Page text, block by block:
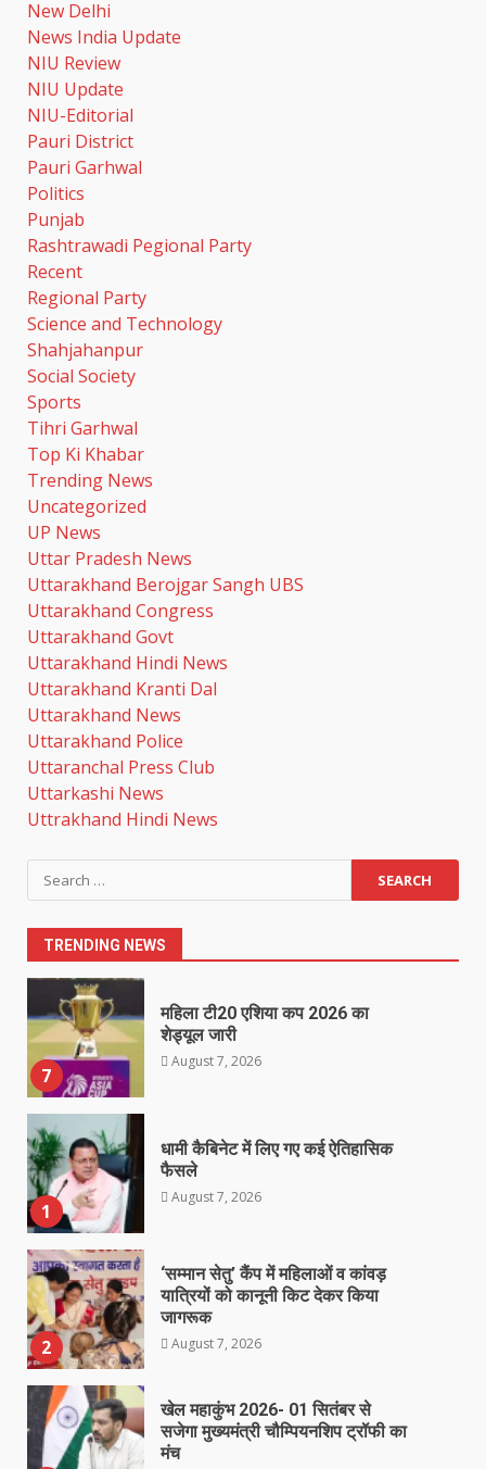
New Delhi
News India Update
NIU Review
NIU Update
NIU-Editorial
Pauri District
Pauri Garhwal
Politics
Punjab
Rashtrawadi Pegional Party
Recent
Regional Party
Science and Technology
Shahjahanpur
Social Society
Sports
Tihri Garhwal
Top Ki Khabar
Trending News
Uncategorized
UP News
Uttar Pradesh News
Uttarakhand Berojgar Sangh UBS
Uttarakhand Congress
Uttarakhand Govt
Uttarakhand Hindi News
Uttarakhand Kranti Dal
Uttarakhand News
Uttarakhand Police
Uttaranchal Press Club
Uttarkashi News
Uttrakhand Hindi News
Search
for:
TRENDING NEWS
7
August 7, 2026
2
‘सम्मान सेतु’ कैंप में महिलाओं व कांवड़
3
4
उत्तराखंड में ITI होंगे अपग्रेड, उद्योगों की
जरूरत के मुताबिक मिलेगा कौशल
प्रशिक्षण
August 7, 2026
5
‘स्पाइडर-मैन: ब्रांड न्यू डे’ का भारतीय
बॉक्स ऑफिस पर धमाका, एक हफ्ते में पार
किया 300 करोड़ का आंकड़ा
6
तांबा-एल्युमीनियम की कीमतों में आई
उछाल, घरेलू उपकरणों और EV की कीमतें
7
महिला टी20 एशिया कप 2026 का
शेड्यूल जारी
August 7, 2026
1
धामी कैबिनेट में लिए गए कई ऐतिहासिक
फैसले
August 7, 2026
2
‘सम्मान सेतु’ कैंप में महिलाओं व कांवड़
यात्रियों को कानूनी किट देकर किया
जागरूक
August 7, 2026
खेल महाकुंभ 2026- 01 सितंबर से
सजेगा मुख्यमंत्री चौम्पियनशिप ट्रॉफी का
मंच